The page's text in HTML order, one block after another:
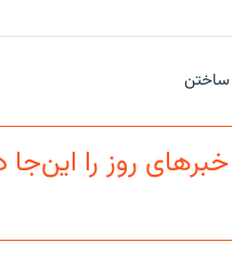
روز را این‌جا